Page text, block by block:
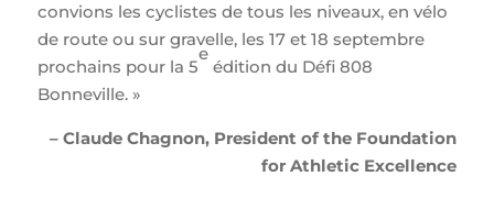
convions les cyclistes de tous les niveaux, en vélo
de route ou sur gravelle, les 17 et 18 septembre
prochains pour la 5
e
édition du Défi 808
Bonneville. »
– Claude Chagnon, President of the Foundation
for Athletic Excellence